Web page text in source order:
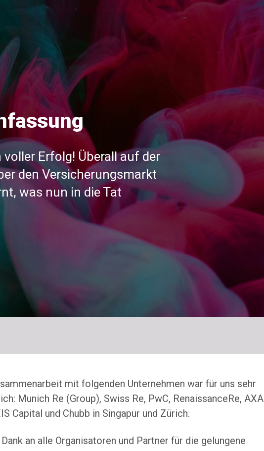
voller Erfolg! Überall auf der
den Versicherungsmarkt
was nun in die Tat
mit folgenden Unternehmen war für uns sehr
Munich Re (Group), Swiss Re, PwC, RenaissanceRe, AXA
Capital und Chubb in Singapur und Zürich.
an alle Organisatoren und Partner für die gelungene